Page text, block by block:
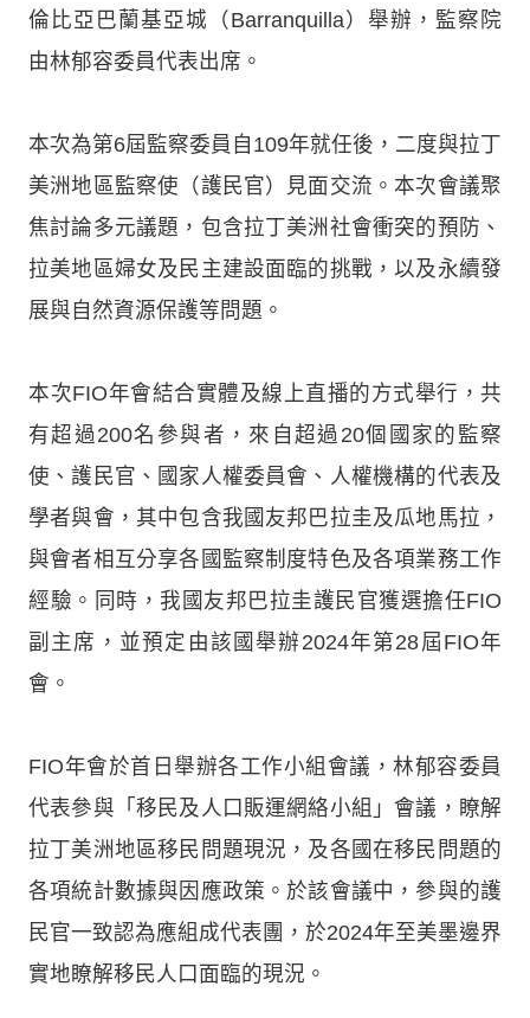
倫比亞巴蘭基亞城（Barranquilla）舉辦，監察院
由林郁容委員代表出席。
本次為第6屆監察委員自109年就任後，二度與拉丁
美洲地區監察使（護民官）見面交流。本次會議聚
焦討論多元議題，包含拉丁美洲社會衝突的預防、
拉美地區婦女及民主建設面臨的挑戰，以及永續發
展與自然資源保護等問題。
本次FIO年會結合實體及線上直播的方式舉行，共
有超過200名參與者，來自超過20個國家的監察
使、護民官、國家人權委員會、人權機構的代表及
學者與會，其中包含我國友邦巴拉圭及瓜地馬拉，
與會者相互分享各國監察制度特色及各項業務工作
經驗。同時，我國友邦巴拉圭護民官獲選擔任FIO
副主席，並預定由該國舉辦2024年第28屆FIO年
會。
FIO年會於首日舉辦各工作小組會議，林郁容委員
代表參與「移民及人口販運網絡小組」會議，瞭解
拉丁美洲地區移民問題現況，及各國在移民問題的
各項統計數據與因應政策。於該會議中，參與的護
民官一致認為應組成代表團，於2024年至美墨邊界
實地瞭解移民人口面臨的現況。